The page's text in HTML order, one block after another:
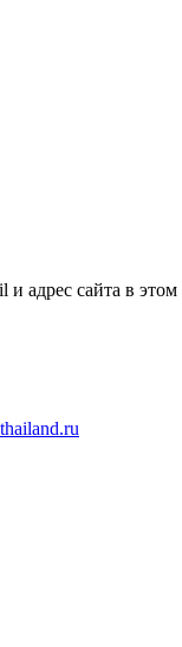
и адрес сайта в